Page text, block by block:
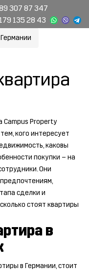
307 87 347
135 28 43
Campus Property
кого интересует
каковы
покупки – на
Они
сделки и
стоят квартиры
в
в Германии, стоит